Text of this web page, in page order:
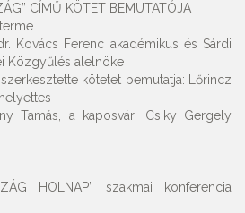
CÍMŰ KÖTET BEMUTATÓJA
Kovács Ferenc akadémikus és Sárdi
Közgyűlés alelnöke
kötetet bemutatja: Lőrincz
Tamás, a kaposvári Csiky Gergely
HOLNAP” szakmai konferencia